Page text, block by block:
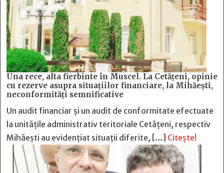
Una rece, alta fierbinte în Muscel. La Cetăţeni, opinie
cu rezerve asupra situaţiilor financiare, la Mihăeşti,
neconformităţi semnificative
Un audit financiar și un audit de conformitate efectuate
la unitățile administrativ teritoriale Cetățeni, respectiv
Mihăești au evidențiat situații diferite, […] Citește!